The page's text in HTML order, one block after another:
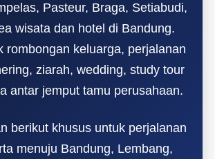
Pasteur, Braga, Setiabudi,
wisata dan hotel di Bandung.
rombongan keluarga, perjalanan
ziarah, wedding, study tour
antar jemput tamu perusahaan.
berikut khusus untuk perjalanan
menuju Bandung, Lembang,